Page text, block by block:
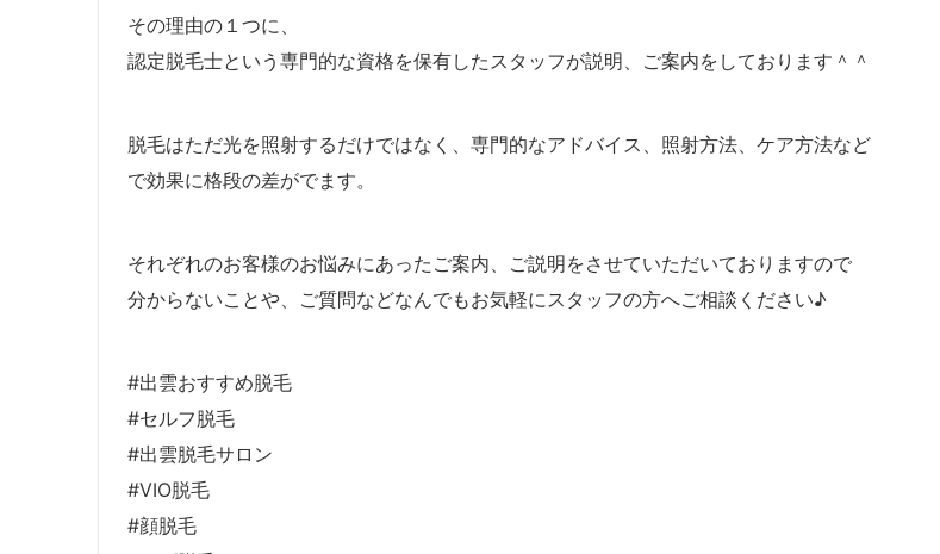
その理由の１つに、
認定脱毛士という専門的な資格を保有したスタッフが説明、ご案内をしております＾＾
脱毛はただ光を照射するだけではなく、専門的なアドバイス、照射方法、ケア方法など
で効果に格段の差がでます。
それぞれのお客様のお悩みにあったご案内、ご説明をさせていただいておりますので
分からないことや、ご質問などなんでもお気軽にスタッフの方へご相談ください♪
#出雲おすすめ脱毛
#セルフ脱毛
#出雲脱毛サロン
#VIO脱毛
#顔脱毛